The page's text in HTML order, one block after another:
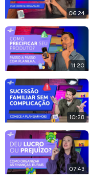
06:24
11:20
10:28
07:43